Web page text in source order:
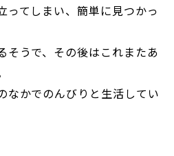
ってしまい、簡単に見つかっ
そうで、その後はこれまたあ
なかでのんびりと生活してい